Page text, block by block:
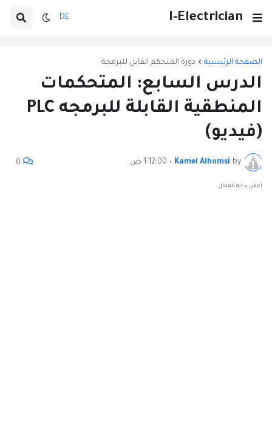
I-Electrician
DE
الصفحة الرئيسية دورة المتحكم القابل للبرمجة
الدرس السابع: المتحكمات
المنطقية القابلة للبرمجه PLC
(فيديو)
by
Kamel Alhomsi
• 1:12:00 ص 0
اعلان بداية المقال